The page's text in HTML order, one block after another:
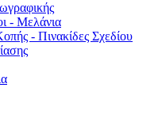
- Μελάνια
- Πινακίδες Σχεδίου